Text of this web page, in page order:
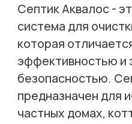
Септик Аквалос -
система для
которая
эффективностью и
безопасностью.
предназначен для
частных домах,